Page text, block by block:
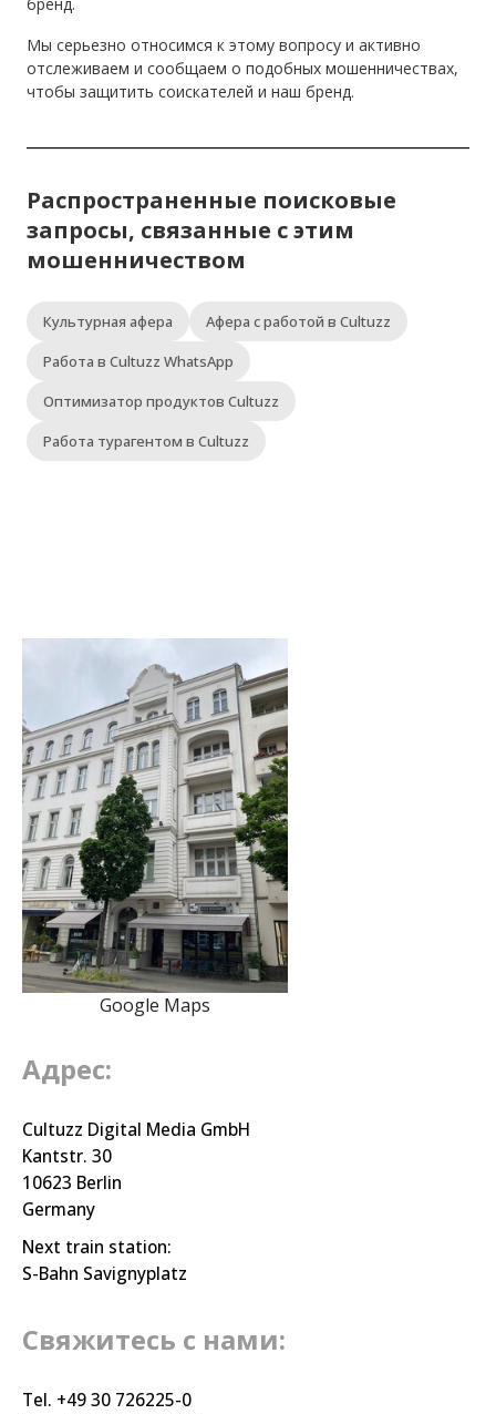
Мы серьезно относимся к этому вопросу и активно
отслеживаем и сообщаем о подобных мошенничествах,
чтобы защитить соискателей и наш бренд.
Распространенные поисковые
запросы, связанные с этим
мошенничеством
Культурная афера
Афера с работой в Cultuzz
Работа в Cultuzz WhatsApp
Оптимизатор продуктов Cultuzz
Работа турагентом в Cultuzz
Google Maps
Адрес:
Cultuzz Digital Media GmbH
Kantstr. 30
10623 Berlin
Germany
Next train station:
S-Bahn Savignyplatz
Свяжитесь с нами:
Tel. +49 30 726225-0